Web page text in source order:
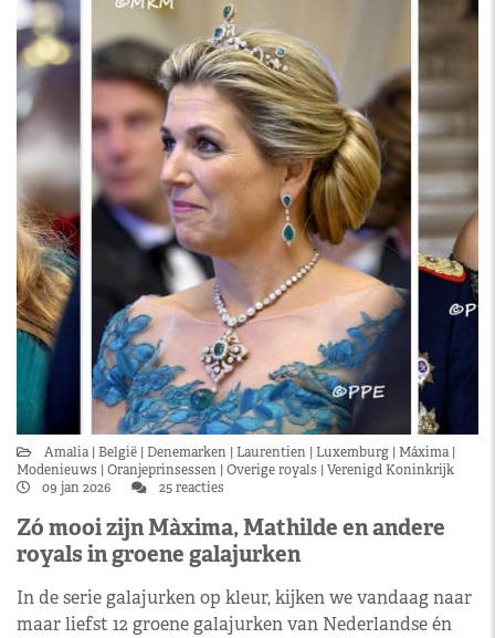
Amalia België Denemarken Laurentien Luxemburg Máxima
Modenieuws
Oranjeprinsessen Overige royals
Verenigd Koninkrijk
09 jan 2026
25 reacties
Zó mooi zijn Màxima, Mathilde en andere
royals in groene galajurken
In de serie galajurken op kleur, kijken we vandaag naar
maar liefst 12 groene galajurken van Nederlandse én